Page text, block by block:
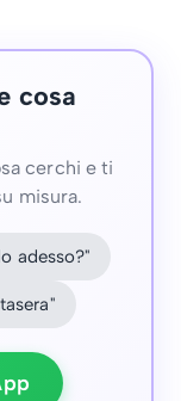
cosa
cerchi e ti
misura.
adesso?"